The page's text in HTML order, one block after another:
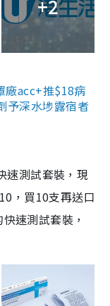
+2
廠acc+推$18病
予深水埗露宿者
速測試套裝，現
，買10支再送口
速測試套裝，